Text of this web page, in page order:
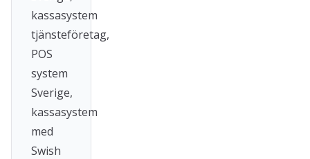
kassasystem
tjänsteföretag,
POS
system
Sverige,
kassasystem
med
Swish